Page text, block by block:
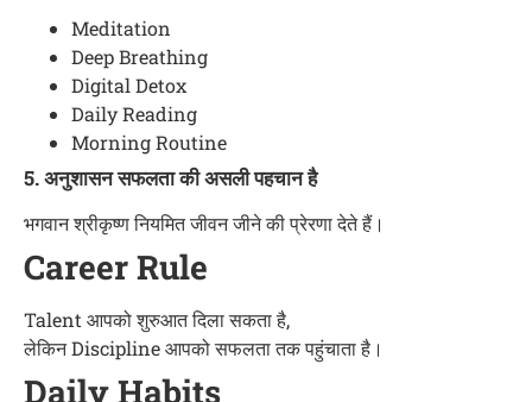
Meditation
Deep Breathing
Digital Detox
Daily Reading
Morning Routine
5. अनुशासन सफलता की असली पहचान है
भगवान श्रीकृष्ण नियमित जीवन जीने की प्रेरणा देते हैं।
Career Rule
Talent आपको शुरुआत दिला सकता है,
लेकिन Discipline आपको सफलता तक पहुंचाता है।
Daily Habits